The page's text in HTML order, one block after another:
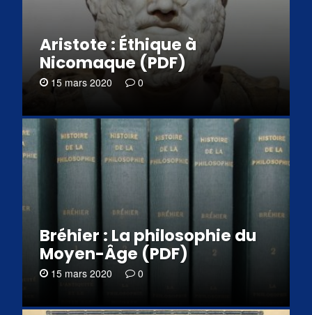
Aristote : Éthique à
Nicomaque (PDF)
15 mars 2020 0
Bréhier : La philosophie du
Moyen-Âge (PDF)
15 mars 2020 0